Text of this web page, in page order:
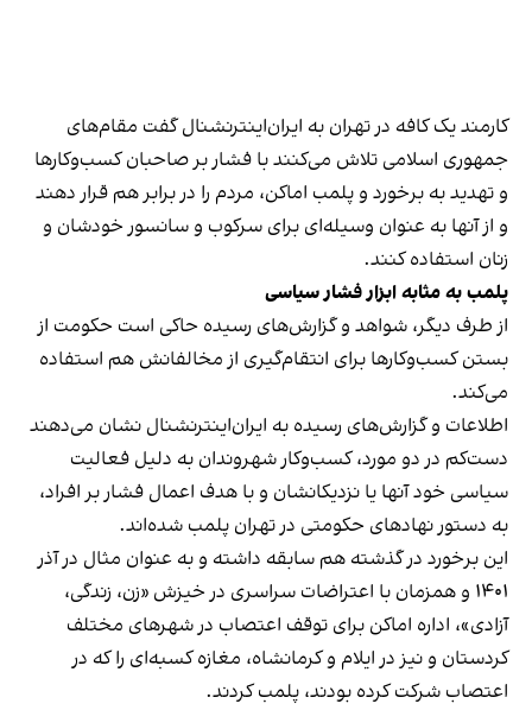
کارمند یک کافه در تهران به ایران‌اینترنشنال گفت مقام‌های
جمهوری اسلامی تلاش می‌کنند با فشار بر صاحبان کسب‌وکارها
و تهدید به برخورد و پلمب اماکن، مردم را در برابر هم قرار دهند
و از آنها به عنوان وسیله‌ای برای سرکوب و سانسور خودشان و
زنان استفاده کنند.
پلمب به مثابه ابزار فشار سیاسی
از طرف دیگر، شواهد و گزارش‌های رسیده حاکی است حکومت از
بستن کسب‌وکارها برای انتقام‌گیری از مخالفانش هم استفاده
می‌کند.
اطلاعات و گزارش‌های رسیده به ایران‌اینترنشنال نشان می‌دهند
دست‌کم در دو مورد، کسب‌وکار شهروندان به دلیل فعالیت
سیاسی خود آنها یا نزدیکانشان و با هدف اعمال فشار بر افراد،
به دستور نهادهای حکومتی در تهران پلمب شده‌اند.
این برخورد در گذشته هم سابقه داشته و به عنوان مثال در آذر
۱۴۰۱ و همزمان با اعتراضات سراسری در خیزش «زن، زندگی،
آزادی»، اداره اماکن برای توقف اعتصاب در شهرهای مختلف
کردستان و نیز در ایلام و کرمانشاه، مغازه کسبه‌ای را که در
اعتصاب شرکت کرده بودند، پلمب کردند.